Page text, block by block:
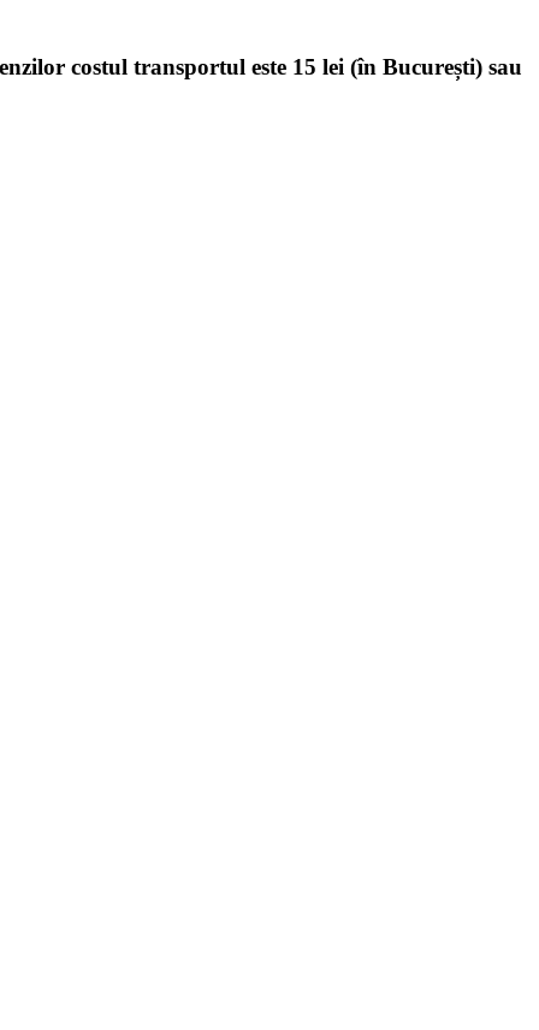
costul transportul este 15 lei (în București) sau